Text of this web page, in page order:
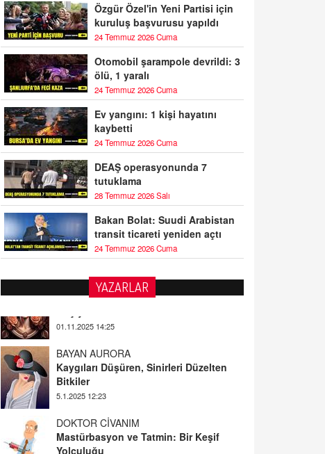
Özgür Özel'in Yeni Partisi için
kuruluş başvurusu yapıldı
24 Temmuz 2026 Cuma
Otomobil şarampole devrildi: 3
ölü, 1 yaralı
24 Temmuz 2026 Cuma
Ev yangını: 1 kişi hayatını
kaybetti
24 Temmuz 2026 Cuma
DEAŞ operasyonunda 7
tutuklama
28 Temmuz 2026 Salı
Bakan Bolat: Suudi Arabistan
transit ticareti yeniden açtı
24 Temmuz 2026 Cuma
YAZARLAR
BAYAN AURORA
Bitkiler
5.1.2025 12:23
DOKTOR CİVANIM
Yolculuğu
13.11.2024 22:51